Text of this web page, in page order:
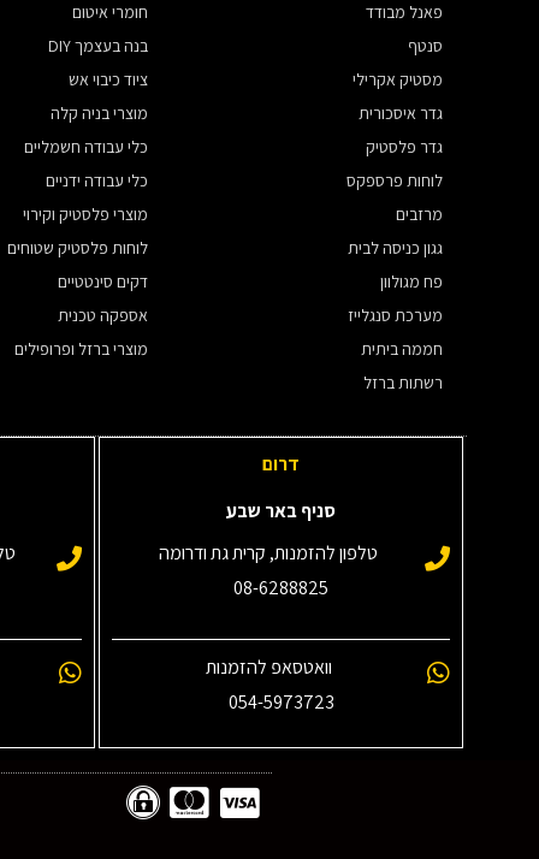
פאנל מבודד
סנטף
מסטיק אקרילי
גדר איסכורית
גדר פלסטיק
לוחות פרספקס
מרזבים
גגון כניסה לבית
פח מגולוון
מערכת סנגלייז
חממה ביתית
רשתות ברזל
חומרי איטום
בנה בעצמך DIY
ציוד כיבוי אש
מוצרי בניה קלה
כלי עבודה חשמליים
כלי עבודה ידניים
מוצרי פלסטיק וקירוי
לוחות פלסטיק שטוחים
דקים סינטטיים
אספקה טכנית
מוצרי ברזל ופרופילים
דרום
סניף באר שבע
טלפון להזמנות, קרית גת ודרומה
08-6288825
וואטסאפ להזמנות
054-5973723